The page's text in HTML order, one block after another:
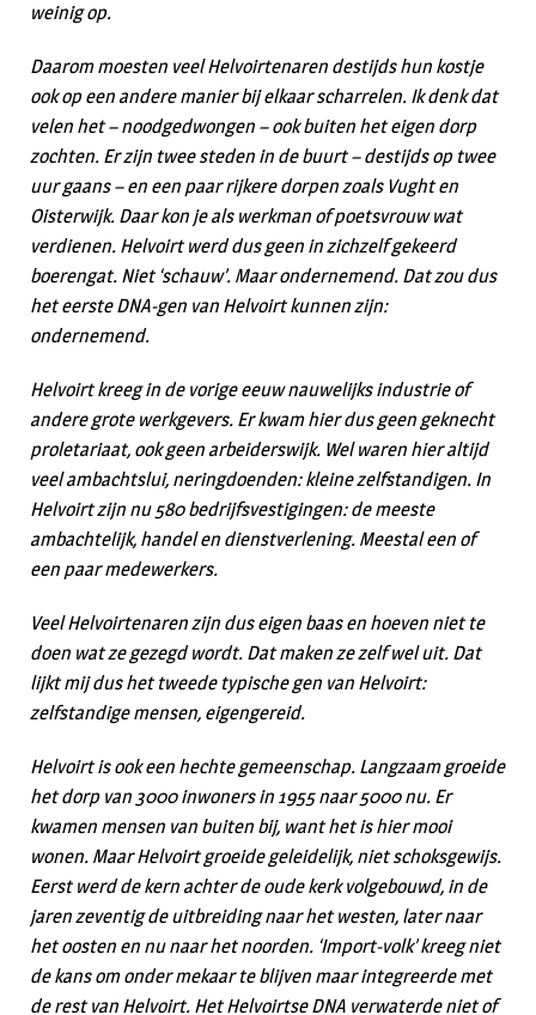
weinig op.
Daarom moesten veel Helvoirtenaren destijds hun kostje
ook op een andere manier bij elkaar scharrelen. Ik denk dat
velen het – noodgedwongen – ook buiten het eigen dorp
zochten. Er zijn twee steden in de buurt – destijds op twee
uur gaans – en een paar rijkere dorpen zoals Vught en
Oisterwijk. Daar kon je als werkman of poetsvrouw wat
verdienen. Helvoirt werd dus geen in zichzelf gekeerd
boerengat. Niet ‘schauw’. Maar ondernemend. Dat zou dus
het eerste DNA-gen van Helvoirt kunnen zijn:
ondernemend.
Helvoirt kreeg in de vorige eeuw nauwelijks industrie of
andere grote werkgevers. Er kwam hier dus geen geknecht
proletariaat, ook geen arbeiderswijk. Wel waren hier altijd
veel ambachtslui, neringdoenden: kleine zelfstandigen. In
Helvoirt zijn nu 580 bedrijfsvestigingen: de meeste
ambachtelijk, handel en dienstverlening. Meestal een of
een paar medewerkers.
Veel Helvoirtenaren zijn dus eigen baas en hoeven niet te
doen wat ze gezegd wordt. Dat maken ze zelf wel uit. Dat
lijkt mij dus het tweede typische gen van Helvoirt:
zelfstandige mensen, eigengereid.
Helvoirt is ook een hechte gemeenschap. Langzaam groeide
het dorp van 3000 inwoners in 1955 naar 5000 nu. Er
kwamen mensen van buiten bij, want het is hier mooi
wonen. Maar Helvoirt groeide geleidelijk, niet schoksgewijs.
Eerst werd de kern achter de oude kerk volgebouwd, in de
jaren zeventig de uitbreiding naar het westen, later naar
het oosten en nu naar het noorden. ‘Import-volk’ kreeg niet
de kans om onder mekaar te blijven maar integreerde met
de rest van Helvoirt. Het Helvoirtse DNA verwaterde niet of